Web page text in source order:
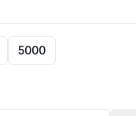
5000